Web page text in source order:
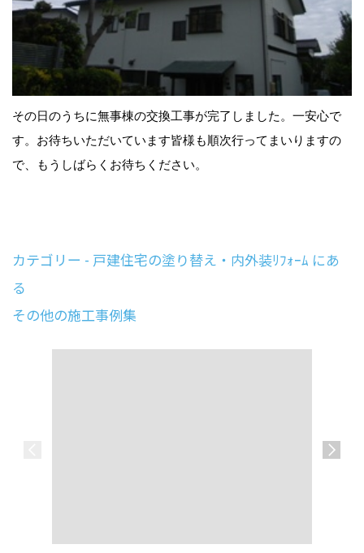
その日のうちに無事棟の交換工事が完了しました。一安心で
す。お待ちいただいています皆様も順次行ってまいりますの
で、もうしばらくお待ちください。
カテゴリー - 戸建住宅の塗り替え・内外装ﾘﾌｫｰﾑ にあ
る
その他の施工事例集